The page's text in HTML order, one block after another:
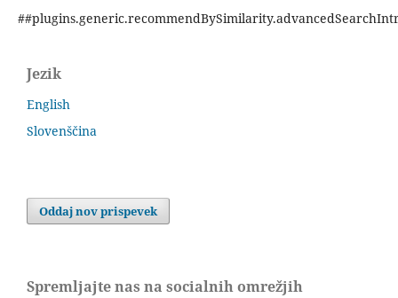
Jezik
English
Slovenščina
Oddaj nov prispevek
Spremljajte nas na socialnih omrežjih